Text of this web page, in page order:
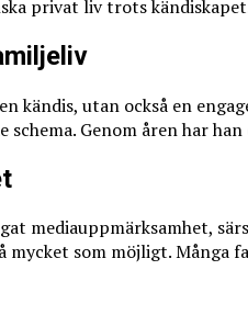
privat liv trots
kändis, utan också en
schema. Genom åren har
mediauppmärksamhet,
mycket som möjligt. Många